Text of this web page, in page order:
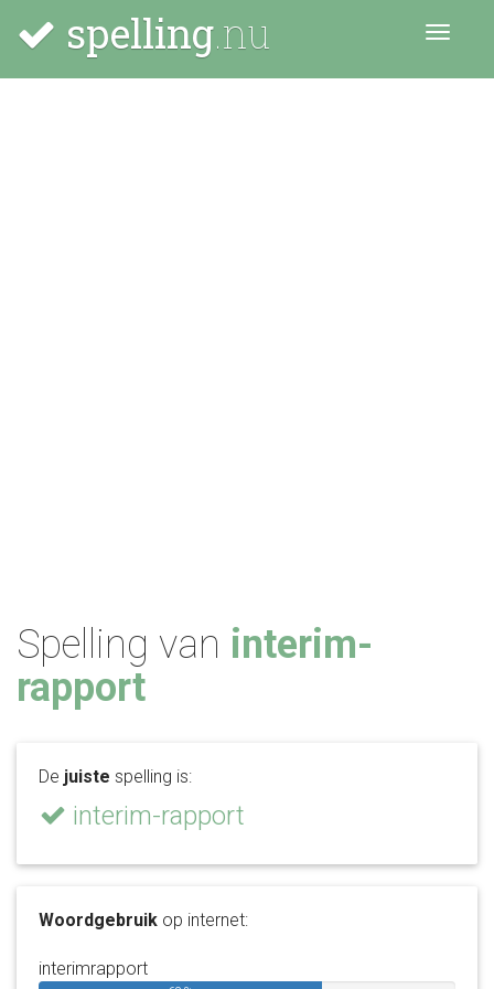
spelling.nu Menu
Spelling van interim-
rapport
De juiste spelling is:
interim-rapport
Woordgebruik op internet:
interimrapport